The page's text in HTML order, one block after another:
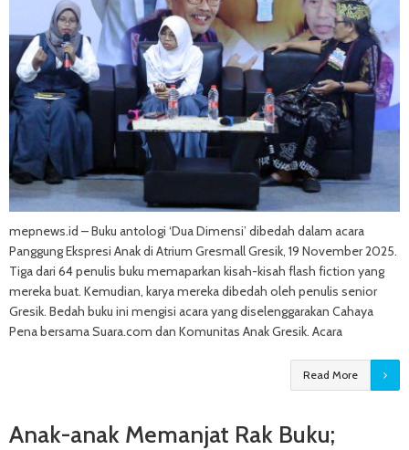
mepnews.id – Buku antologi ‘Dua Dimensi’ dibedah dalam acara
Panggung Ekspresi Anak di Atrium Gresmall Gresik, 19 November 2025.
Tiga dari 64 penulis buku memaparkan kisah-kisah flash fiction yang
mereka buat. Kemudian, karya mereka dibedah oleh penulis senior
Gresik. Bedah buku ini mengisi acara yang diselenggarakan Cahaya
Pena bersama Suara.com dan Komunitas Anak Gresik. Acara
Read More
Anak-anak Memanjat Rak Buku;